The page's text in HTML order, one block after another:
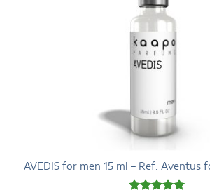
AVEDIS for men 15 ml – Ref. Aventus